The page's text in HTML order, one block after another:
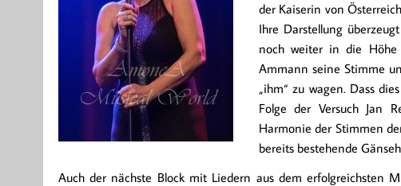
der Kaiserin von
Ihre Darstellung
noch weiter in die Höhe
Ammann seine Stimme
„ihm“ zu wagen. Dass
Folge der Versuch Jan
Harmonie der Stimmen
bereits bestehende
Auch der nächste Block mit Liedern aus dem erfolgreichsten